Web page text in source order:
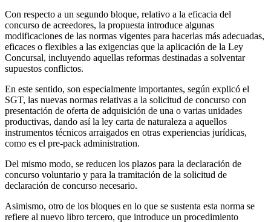
Con respecto a un segundo bloque, relativo a la eficacia del
concurso de acreedores, la propuesta introduce algunas
modificaciones de las normas vigentes para hacerlas más adecuadas,
eficaces o flexibles a las exigencias que la aplicación de la Ley
Concursal, incluyendo aquellas reformas destinadas a solventar
supuestos conflictos.
En este sentido, son especialmente importantes, según explicó el
SGT, las nuevas normas relativas a la solicitud de concurso con
presentación de oferta de adquisición de una o varias unidades
productivas, dando así la ley carta de naturaleza a aquellos
instrumentos técnicos arraigados en otras experiencias jurídicas,
como es el pre-pack administration.
Del mismo modo, se reducen los plazos para la declaración de
concurso voluntario y para la tramitación de la solicitud de
declaración de concurso necesario.
Asimismo, otro de los bloques en lo que se sustenta esta norma se
refiere al nuevo libro tercero, que introduce un procedimiento